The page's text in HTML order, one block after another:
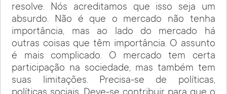
resolve. Nós acreditamos que isso seja um
absurdo. Não é que o mercado não tenha
importância, mas ao lado do mercado há
outras coisas que têm importância. O assunto
é mais complicado. O mercado tem certa
participação na sociedade, mas também tem
suas limitações. Precisa-se de políticas,